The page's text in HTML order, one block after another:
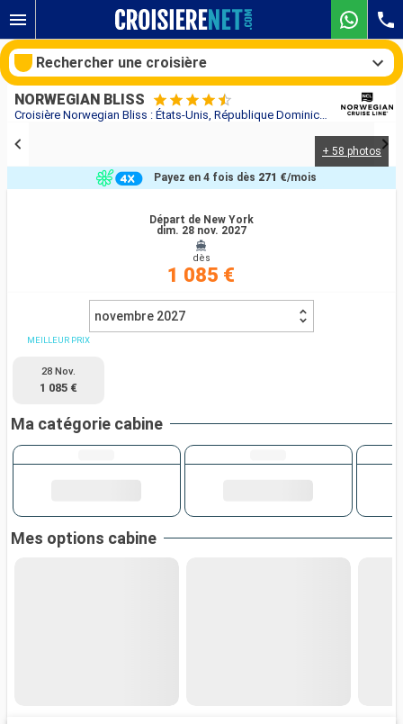
Croisière Norwegian Bliss : États-Unis, République Dominicaine, Porto Rico, Saint-Martin, Guadeloupe, Saint-Thomas, Tortola au départ de New York
NORWEGIAN BLISS
+ 58 photos
Départ de New York
dim. 28 nov. 2027
dès
1 085 €
Payez en 4 fois dès 271 €/mois
novembre 2027
MEILLEUR PRIX
28 Nov.
1 085 €
Ma catégorie cabine
Mes options cabine
Rechercher une croisière
Rechercher